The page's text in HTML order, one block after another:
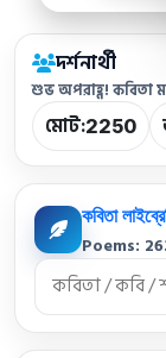
দর্শনার্থী
শুভ অপরাহ্ণ! কবিতা
মোট:2250
কবিতা
Poems: